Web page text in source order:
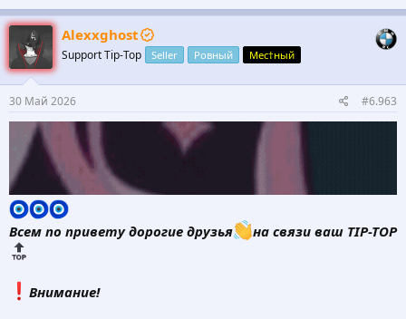
Alexxghost
Support Tip-Top Seller Ровный Мес†ный
30 Май 2026 #6.963
Всем по привету дорогие друзья на связи ваш TIP-TOP
️Внимание!